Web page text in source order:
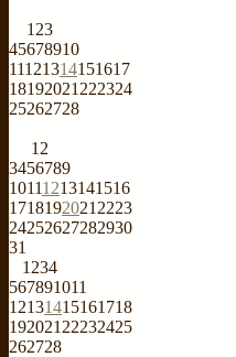
1 23
45678910
11121314151617
18192021 222324
25262728
1 2
3456789
10111213141516
1718192021 2223
24252627282930
31
1 234
567891011
12131415161718
192021 22232425
262728